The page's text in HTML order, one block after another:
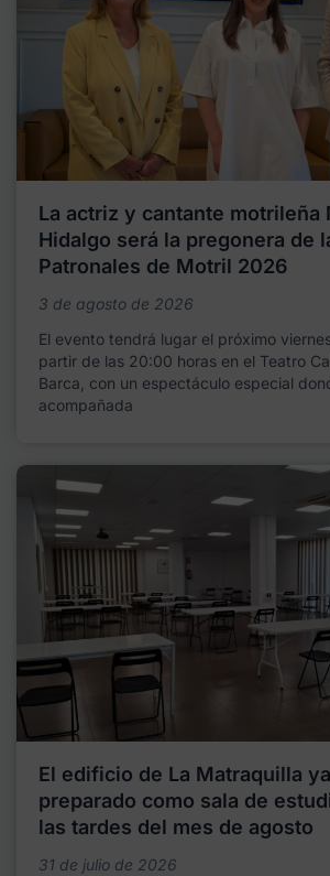
La actriz y cantante motrileña
Hidalgo será la pregonera de
Patronales de Motril 2026
3 de agosto de 2026
El evento tendrá lugar el próximo
partir de las 20:00 horas en el Teatro
Barca, con un espectáculo especial
acompañada
El edificio de La Matraquilla
preparado como sala de
las tardes del mes de agosto
31 de julio de 2026